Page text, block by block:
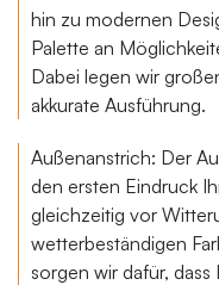
hin zu modernen
Palette an
Dabei legen wir
akkurate Ausführung.
Außenanstrich: Der
den ersten Eindruck
gleichzeitig vor
wetterbeständigen
sorgen wir dafür, dass